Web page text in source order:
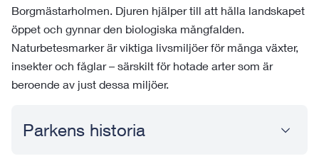
Borgmästarholmen. Djuren hjälper till att hålla landskapet
öppet och gynnar den biologiska mångfalden.
Naturbetesmarker är viktiga livsmiljöer för många växter,
insekter och fåglar – särskilt för hotade arter som är
beroende av just dessa miljöer.
Parkens historia